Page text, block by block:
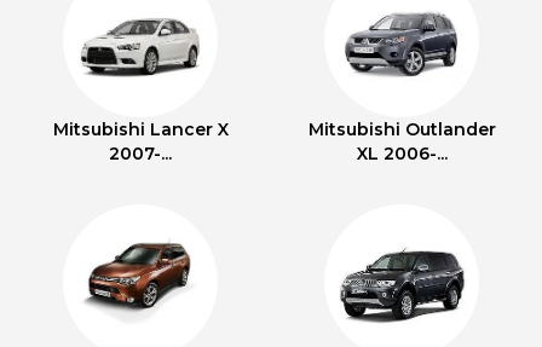
Mitsubishi Lancer X
2007-...
Mitsubishi Outlander
XL 2006-...